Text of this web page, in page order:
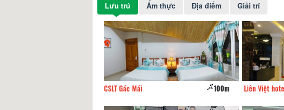
Lưu trú Ẩm thực Địa điểm Giải trí
Liên Việt hotel 120m CSLT Spider